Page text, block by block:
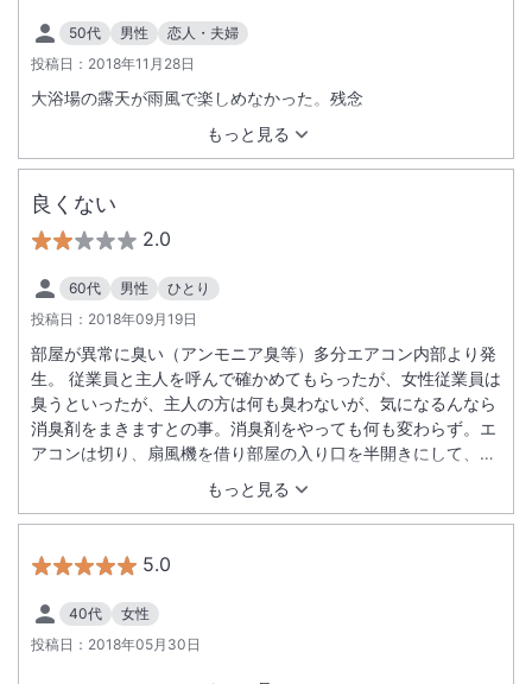
50代 男性
恋人・夫婦
投稿日： 2018年11月28日
もっと見る
大浴場の露天が雨風で楽しめなかった。残念
良くない
2.0
60代 男性
ひとり
投稿日： 2018年09月19日
もっと見る
部屋が異常に臭い（アンモニア臭等）多分エアコン内部より発
生。 従業員と主人を呼んで確かめてもらったが、女性従業員は
臭うといったが、主人の方は何も臭わないが、気になるんなら
消臭剤をまきますとの事。消臭剤をやっても何も変わらず。エ
アコンは切り、扇風機を借り部屋の入り口を半開きにして、窓
側は網戸にしてやっと解消。謝罪は一切なし。ひどいです。
5.0
40代
女性
投稿日： 2018年05月30日